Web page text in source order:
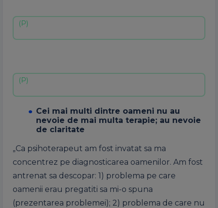
Cei mai multi dintre oameni nu au
nevoie de mai multa terapie; au nevoie
de claritate
„Ca psihoterapeut am fost invatat sa ma
concentrez pe diagnosticarea oamenilor. Am fost
antrenat sa descopar: 1) problema pe care
oamenii erau pregatiti sa mi-o spuna
(prezentarea problemei); 2) problema de care nu